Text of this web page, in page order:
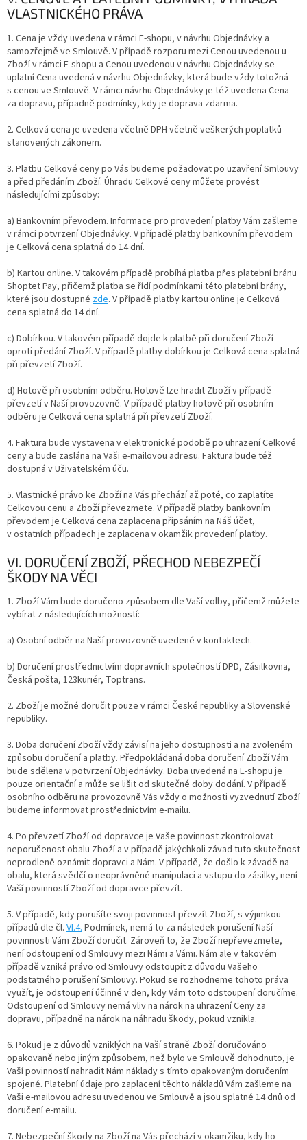
VLASTNICKÉHO PRÁVA
1. Cena je vždy uvedena v rámci E-shopu, v návrhu Objednávky a
samozřejmě ve Smlouvě. V případě rozporu mezi Cenou uvedenou u
Zboží v rámci E-shopu a Cenou uvedenou v návrhu Objednávky se
uplatní Cena uvedená v návrhu Objednávky, která bude vždy totožná
s cenou ve Smlouvě. V rámci návrhu Objednávky je též uvedena Cena
za dopravu, případně podmínky, kdy je doprava zdarma.
2. Celková cena je uvedena včetně DPH včetně veškerých poplatků
stanovených zákonem.
3. Platbu Celkové ceny po Vás budeme požadovat po uzavření Smlouvy
a před předáním Zboží. Úhradu Celkové ceny můžete provést
následujícími způsoby:
a) Bankovním převodem. Informace pro provedení platby Vám zašleme
v rámci potvrzení Objednávky. V případě platby bankovním převodem
je Celková cena splatná do 14 dní.
b) Kartou online. V takovém případě probíhá platba přes platební bránu
Shoptet Pay, přičemž platba se řídí podmínkami této platební brány,
které jsou dostupné zde. V případě platby kartou online je Celková
cena splatná do 14 dní.
c) Dobírkou. V takovém případě dojde k platbě při doručení Zboží
oproti předání Zboží. V případě platby dobírkou je Celková cena splatná
při převzetí Zboží.
d) Hotově při osobním odběru. Hotově lze hradit Zboží v případě
převzetí v Naší provozovně. V případě platby hotově při osobním
odběru je Celková cena splatná při převzetí Zboží.
4. Faktura bude vystavena v elektronické podobě po uhrazení Celkové
ceny a bude zaslána na Vaši e-mailovou adresu. Faktura bude též
dostupná v Uživatelském úču.
5. Vlastnické právo ke Zboží na Vás přechází až poté, co zaplatíte
Celkovou cenu a Zboží převezmete. V případě platby bankovním
převodem je Celková cena zaplacena připsáním na Náš účet,
v ostatních případech je zaplacena v okamžik provedení platby.
VI. DORUČENÍ ZBOŽÍ, PŘECHOD NEBEZPEČÍ
ŠKODY NA VĚCI
1. Zboží Vám bude doručeno způsobem dle Vaší volby, přičemž můžete
vybírat z následujících možností:
a) Osobní odběr na Naší provozovně uvedené v kontaktech.
b) Doručení prostřednictvím dopravních společností DPD, Zásilkovna,
Česká pošta, 123kuriér, Toptrans.
2. Zboží je možné doručit pouze v rámci České republiky a Slovenské
republiky.
3. Doba doručení Zboží vždy závisí na jeho dostupnosti a na zvoleném
způsobu doručení a platby. Předpokládaná doba doručení Zboží Vám
bude sdělena v potvrzení Objednávky. Doba uvedená na E-shopu je
pouze orientační a může se lišit od skutečné doby dodání. V případě
osobního odběru na provozovně Vás vždy o možnosti vyzvednutí Zboží
budeme informovat prostřednictvím e-mailu.
4. Po převzetí Zboží od dopravce je Vaše povinnost zkontrolovat
neporušenost obalu Zboží a v případě jakýchkoli závad tuto skutečnost
neprodleně oznámit dopravci a Nám. V případě, že došlo k závadě na
obalu, která svědčí o neoprávněné manipulaci a vstupu do zásilky, není
Vaší povinností Zboží od dopravce převzít.
5. V případě, kdy porušíte svoji povinnost převzít Zboží, s výjimkou
případů dle čl. VI.4.Podmínek, nemá to za následek porušení Naší
povinnosti Vám Zboží doručit. Zároveň to, že Zboží nepřevezmete,
není odstoupení od Smlouvy mezi Námi a Vámi. Nám ale v takovém
případě vzniká právo od Smlouvy odstoupit z důvodu Vašeho
podstatného porušení Smlouvy. Pokud se rozhodneme tohoto práva
využít, je odstoupení účinné v den, kdy Vám toto odstoupení doručíme.
Odstoupení od Smlouvy nemá vliv na nárok na uhrazení Ceny za
dopravu, případně na nárok na náhradu škody, pokud vznikla.
6. Pokud je z důvodů vzniklých na Vaší straně Zboží doručováno
opakovaně nebo jiným způsobem, než bylo ve Smlouvě dohodnuto, je
Vaší povinností nahradit Nám náklady s tímto opakovaným doručením
spojené. Platební údaje pro zaplacení těchto nákladů Vám zašleme na
Vaši e-mailovou adresu uvedenou ve Smlouvě a jsou splatné 14 dnů od
doručení e-mailu.
7. Nebezpeční škody na Zboží na Vás přechází v okamžiku, kdy ho